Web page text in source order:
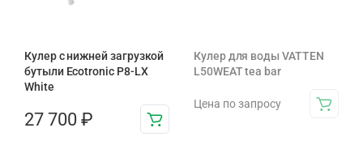
Кулер с нижней загрузкой
бутыли Ecotronic P8-LX
White
27 700 ₽
Кулер для воды VATTEN
L50WEAT tea bar
Цена по запросу